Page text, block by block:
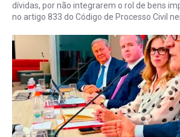
dívidas, por não integrarem o rol de bens
no artigo 833 do Código de Processo Civil